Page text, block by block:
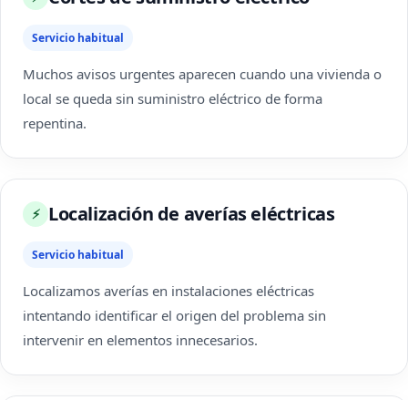
Servicio habitual
Muchos avisos urgentes aparecen cuando una vivienda o
local se queda sin suministro eléctrico de forma
repentina.
⚡ Localización de averías eléctricas
Servicio habitual
Localizamos averías en instalaciones eléctricas
intentando identificar el origen del problema sin
intervenir en elementos innecesarios.